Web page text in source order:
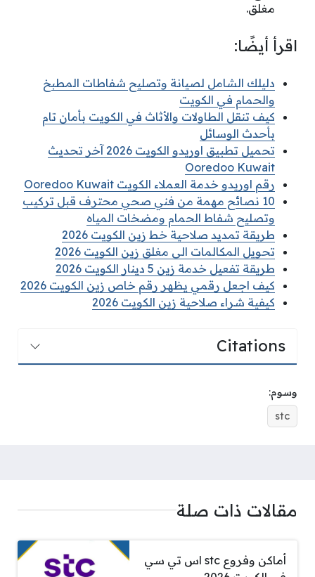
مغلق.
اقرأ أيضًا:
دليلك الشامل لصيانة وتصليح شفاطات المطبخ
والحمام في الكويت
كيف تنقل الطاولات والأثاث في الكويت بأمان تام
بأحدث الوسائل
تحميل تطبيق اوريدو الكويت 2026 آخر تحديث
Ooredoo Kuwait
رقم اوريدو خدمة العملاء الكويت Ooredoo Kuwait
10 نصائح مهمة من فني صحي محترف قبل تركيب
وتصليح شفاط الحمام ومضخات المياه
طريقة تمديد صلاحية خط زين الكويت 2026
تحويل المكالمات الى مغلق زين الكويت 2026
طريقة تفعيل خدمة زين 5 دينار الكويت 2026
كيف اجعل رقمي يظهر رقم خاص زين الكويت 2026
كيفية شراء صلاحية زين الكويت 2026
Citations
وسوم:
stc
مقالات ذات صلة
أماكن وفروع stc اس تي سي